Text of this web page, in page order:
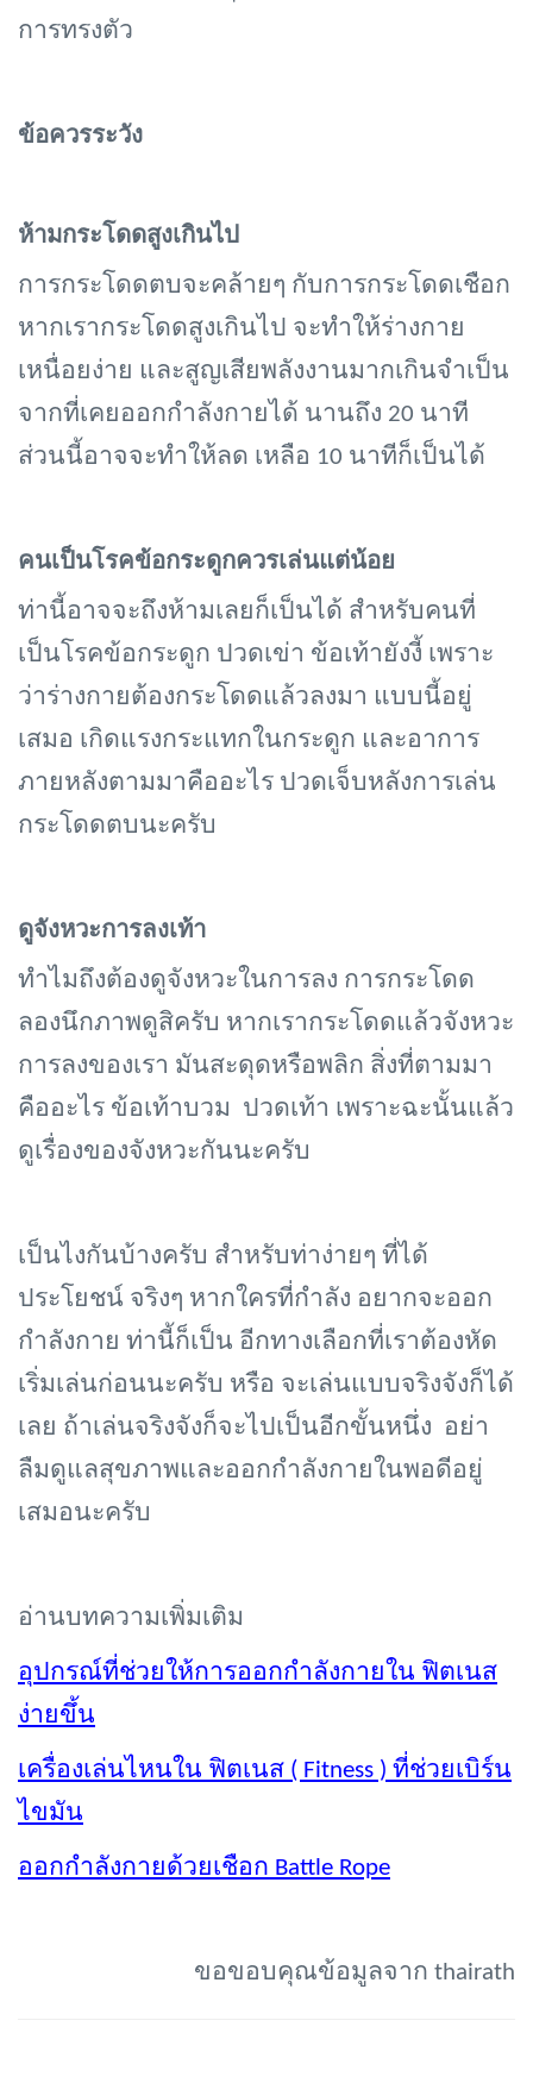
การทรงตัว
ข้อควรระวัง
ห้ามกระโดดสูงเกินไป
การกระโดดตบจะคล้ายๆ กับการกระโดดเชือก
หากเรากระโดดสูงเกินไป จะทำให้ร่างกาย
เหนื่อยง่าย และสูญเสียพลังงานมากเกินจำเป็น
จากที่เคยออกกำลังกายได้ นานถึง 20 นาที
ส่วนนี้อาจจะทำให้ลด เหลือ 10 นาทีก็เป็นได้
คนเป็นโรคข้อกระดูกควรเล่นแต่น้อย
ท่านี้อาจจะถึงห้ามเลยก็เป็นได้ สำหรับคนที่
เป็นโรคข้อกระดูก ปวดเข่า ข้อเท้ายังงี้ เพราะ
ว่าร่างกายต้องกระโดดแล้วลงมา แบบนี้อยู่
เสมอ เกิดแรงกระแทกในกระดูก และอาการ
ภายหลังตามมาคืออะไร ปวดเจ็บหลังการเล่น
กระโดดตบนะครับ
ดูจังหวะการลงเท้า
ทำไมถึงต้องดูจังหวะในการลง การกระโดด
ลองนึกภาพดูสิครับ หากเรากระโดดแล้วจังหวะ
การลงของเรา มันสะดุดหรือพลิก สิ่งที่ตามมา
คืออะไร ข้อเท้าบวม ปวดเท้า เพราะฉะนั้นแล้ว
ดูเรื่องของจังหวะกันนะครับ
เป็นไงกันบ้างครับ สำหรับท่าง่ายๆ ที่ได้
ประโยชน์ จริงๆ หากใครที่กำลัง อยากจะออก
กำลังกาย ท่านี้ก็เป็น อีกทางเลือกที่เราต้องหัด
เริ่มเล่นก่อนนะครับ หรือ จะเล่นแบบจริงจังก็ได้
เลย ถ้าเล่นจริงจังก็จะไปเป็นอีกขั้นหนึ่ง อย่า
ลืมดูแลสุขภาพและออกกำลังกายในพอดีอยู่
เสมอนะครับ
อ่านบทความเพิ่มเติม
อุปกรณ์ที่ช่วยให้การออกกำลังกายใน ฟิตเนส
ง่ายขึ้น
เครื่องเล่นไหนใน ฟิตเนส ( Fitness ) ที่ช่วยเบิร์น
ไขมัน
ออกกำลังกายด้วยเชือก Battle Rope
ขอขอบคุณข้อมูลจาก thairath